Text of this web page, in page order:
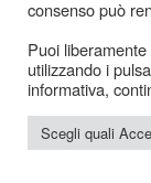
consenso può
Puoi
utilizzando i
informativa,
Scegli quali